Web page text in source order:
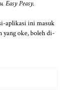
Easy Peasy.
aplikasi ini masuk
yang oke, boleh di-